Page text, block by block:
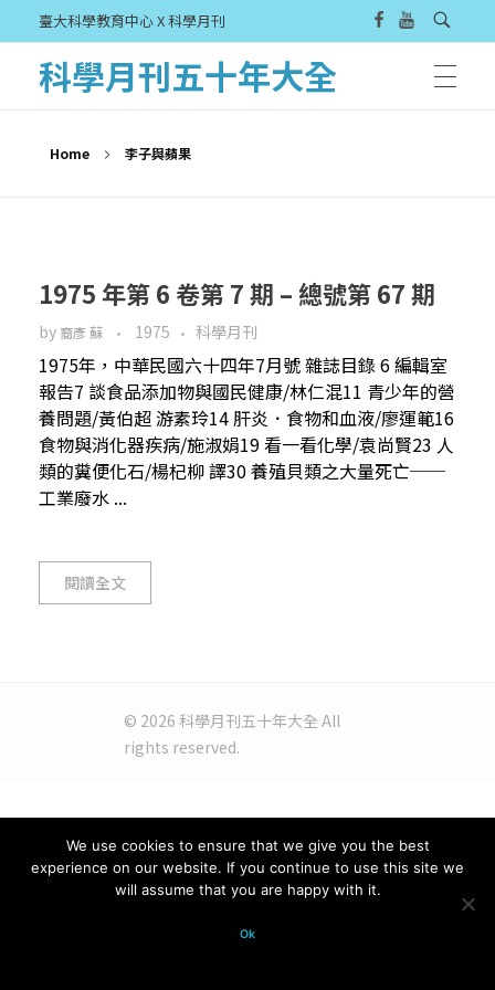
臺大科學教育中心 X 科學月刊
科學月刊五十年大全
Home 李子與蘋果
1975 年第 6 卷第 7 期 – 總號第 67 期
by 裔彥 蘇 1975 科學月刊
1975年，中華民國六十四年7月號 雜誌目錄 6 編輯室
報告7 談食品添加物與國民健康/林仁混11 青少年的營
養問題/黃伯超 游素玲14 肝炎．食物和血液/廖運範16
食物與消化器疾病/施淑娟19 看一看化學/袁尚賢23 人
類的糞便化石/楊杞柳 譯30 養殖貝類之大量死亡──
工業廢水 ...
閱讀全文
© 2026 科學月刊五十年大全 All
rights reserved.
We use cookies to ensure that we give you the best
experience on our website. If you continue to use this site we
will assume that you are happy with it.
Ok